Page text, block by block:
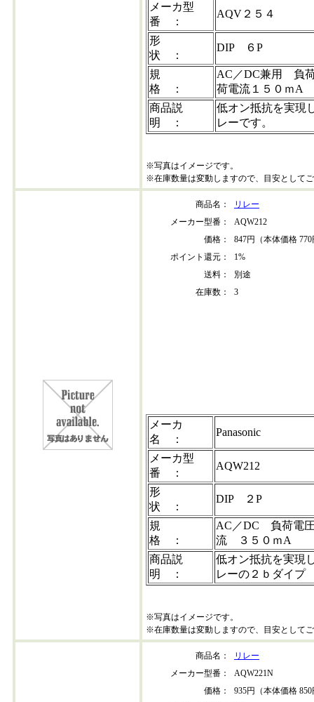
メーカ型
番 ：
AQV２５４
形
状 ：
DIP ６P
規
格 ：
AC／DC兼用 負
荷電流１５０ｍA
商品説
明 ：
低オン抵抗を実現
レーです。
※写真はイメージです。
※在庫数量は変動しますので、目安として
商品名：
リレー
メーカー型番：
AQW212
価格：
847円（本体価格
ポイント還元：
1%
送料：
別途
在庫数：
3
メーカ
名 ：
Panasonic
メーカ型
番 ：
AQW212
形
状 ：
DIP ２P
規
格 ：
AC／DC 負荷電
流 ３５０ｍA
商品説
明 ：
低オン抵抗を実現
レーの２ｂダイプ
※写真はイメージです。
※在庫数量は変動しますので、目安として
商品名：
リレー
メーカー型番：
AQW221N
価格：
935円（本体価格